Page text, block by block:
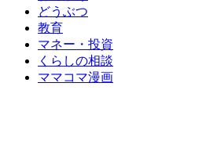
どうぶつ
教育
マネー・投資
くらしの相談
ママコマ漫画